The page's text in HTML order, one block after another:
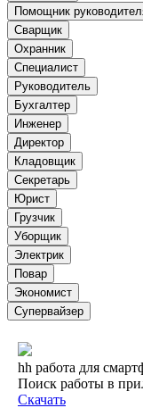
Помощник
Сварщик
Охранник
Специалист
Руководитель
Бухгалтер
Инженер
Директор
Кладовщик
Секретарь
Юрист
Грузчик
Уборщик
Электрик
Повар
Экономист
Супервайзер
hh работа для
Поиск работы в
Скачать